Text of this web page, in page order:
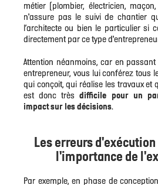
métier (plombier, électricien,
n'assure pas le suivi de chantier
l’architecte ou bien le particulier si
directement par ce type
Attention néanmoins, car en
entrepreneur, vous lui conférez tous
qui conçoit, qui réalise les travaux et
est donc trèsdifficile pour un
impact sur les décisions.
Les erreurs d'exécution
l'importance de
Par exemple, en phase de